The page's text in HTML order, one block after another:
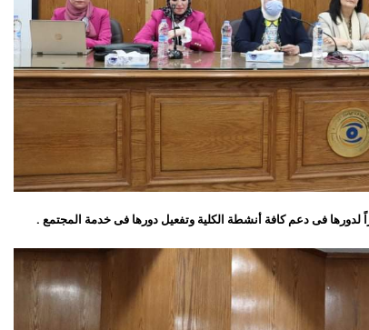
لدورها فى دعم كافة أنشطة الكلية وتفعيل دورها فى خدمة المجتمع .